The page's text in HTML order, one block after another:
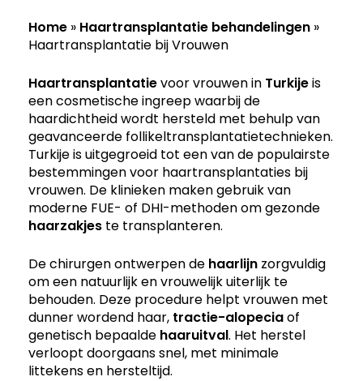
Home » Haartransplantatie behandelingen »
Haartransplantatie bij Vrouwen
Haartransplantatievoor vrouwen in Turkijeis
een cosmetische ingreep waarbij de
haardichtheid wordt hersteld met behulp van
geavanceerde follikeltransplantatietechnieken.
Turkije is uitgegroeid tot een van de populairste
bestemmingen voor haartransplantaties bij
vrouwen. De klinieken maken gebruik van
moderne FUE- of DHI-methoden om gezonde
haarzakjes te transplanteren.
De chirurgen ontwerpen de haarlijn zorgvuldig
om een natuurlijk en vrouwelijk uiterlijk te
behouden. Deze procedure helpt vrouwen met
dunner wordend haar, tractie-alopeciaof
genetisch bepaalde haaruitval. Het herstel
verloopt doorgaans snel, met minimale
littekens en hersteltijd.